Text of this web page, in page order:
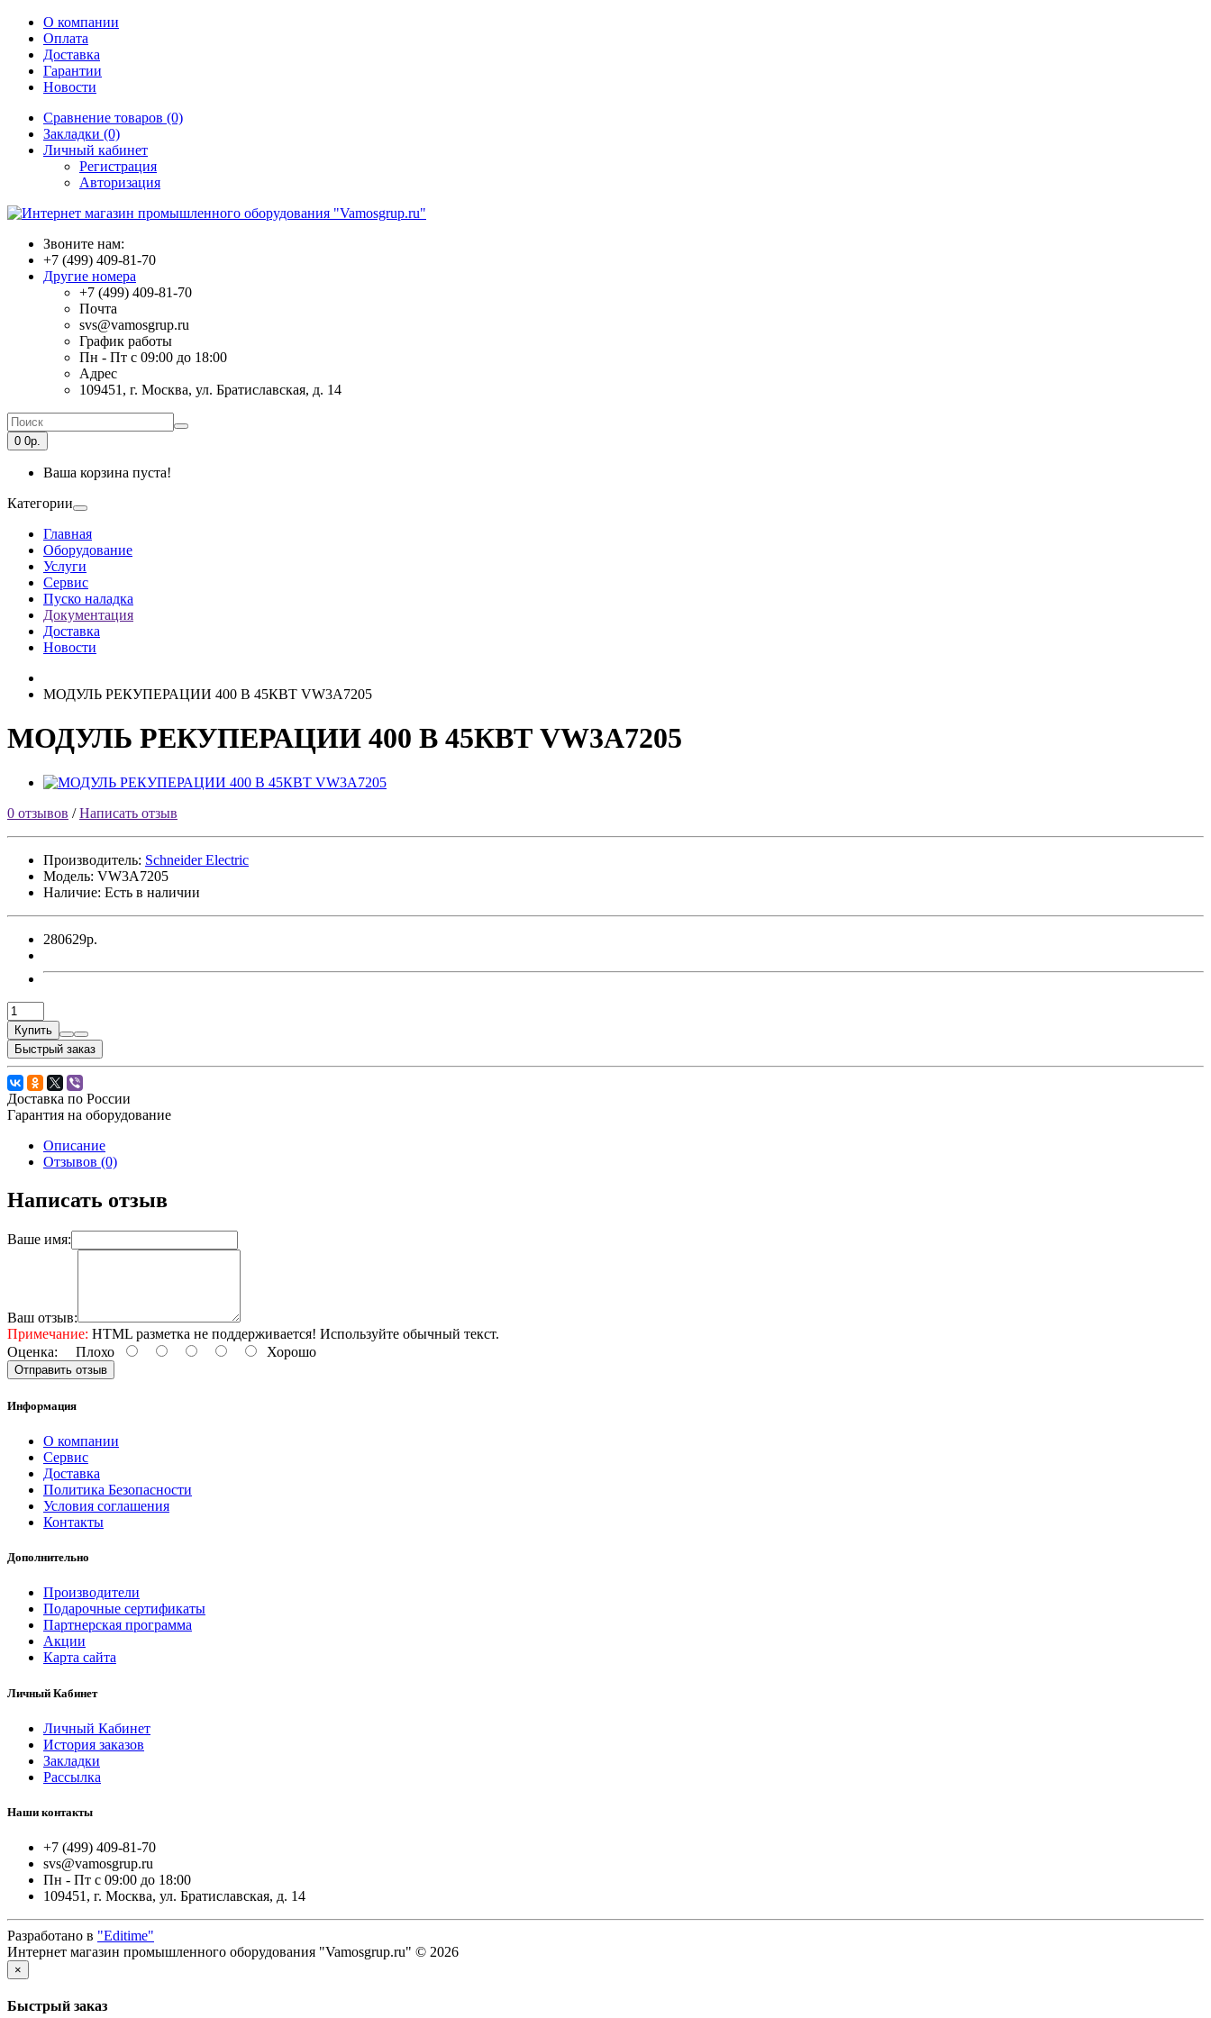
О компании
Оплата
Доставка
Гарантии
Новости
Сравнение товаров (0)
Закладки (0)
Личный кабинет
Регистрация
Авторизация
Звоните нам:
+7 (499) 409-81-70
Другие номера
+7 (499) 409-81-70
Почта
svs@vamosgrup.ru
График работы
Пн - Пт с 09:00 до 18:00
Адрес
109451, г. Москва, ул. Братиславская, д. 14
0 0р.
Ваша корзина пуста!
Категории
Главная
Оборудование
Услуги
Сервис
Пуско наладка
Документация
Доставка
Новости
МОДУЛЬ РЕКУПЕРАЦИИ 400 В 45КВТ VW3A7205
МОДУЛЬ РЕКУПЕРАЦИИ 400 В 45КВТ VW3A7205
0 отзывов /Написать отзыв
Производитель: Sсhneider Electric
Модель: VW3A7205
Наличие: Есть в наличии
280629р.
Купить
Быстрый заказ
Доставка по России
Гарантия на оборудование
Описание
Отзывов (0)
Написать отзыв
Ваше имя:
Ваш отзыв:
Примечание: HTML разметка не поддерживается! Используйте обычный текст.
Оценка: Плохо Хорошо
Отправить отзыв
Информация
О компании
Сервис
Доставка
Политика Безопасности
Условия соглашения
Контакты
Дополнительно
Производители
Подарочные сертификаты
Партнерская программа
Акции
Карта сайта
Личный Кабинет
Личный Кабинет
История заказов
Закладки
Рассылка
Наши контакты
+7 (499) 409-81-70
svs@vamosgrup.ru
Пн - Пт с 09:00 до 18:00
109451, г. Москва, ул. Братиславская, д. 14
Разработано в "Editime"
Интернет магазин промышленного оборудования "Vamosgrup.ru" © 2026
×
Быстрый заказ